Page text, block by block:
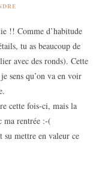
!! Comme d’habitude
tu as beaucoup de
avec des ronds). Cette
sens qu’on va en voir
cette fois-ci, mais la
ma rentrée :-(
su mettre en valeur ce